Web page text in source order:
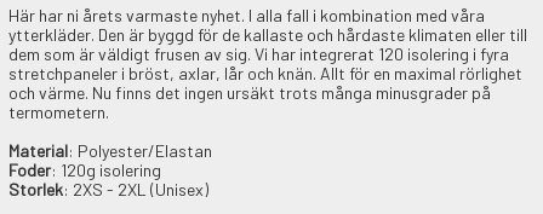
Här har ni årets varmaste nyhet. I alla fall i kombination med våra
ytterkläder. Den är byggd för de kallaste och hårdaste klimaten eller till
dem som är väldigt frusen av sig. Vi har integrerat 120 isolering i fyra
stretchpaneler i bröst, axlar, lår och knän. Allt för en maximal rörlighet
och värme. Nu finns det ingen ursäkt trots många minusgrader på
termometern.
Material: Polyester/Elastan
Foder: 120g isolering
Storlek: 2XS - 2XL (Unisex)